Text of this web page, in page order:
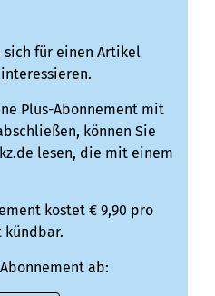
sich für einen Artikel
Plus-Abonnement mit
können Sie
lesen, die mit einem
kostet € 9,90 pro
kündbar.
ab: